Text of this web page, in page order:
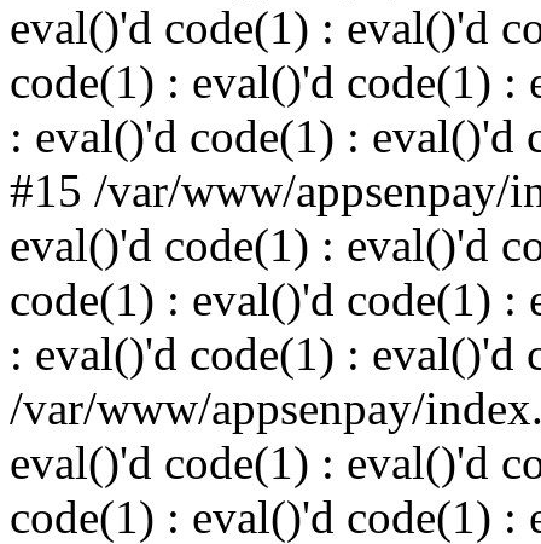
eval()'d code(1) : eval()'d
code(1) : eval()'d code(1) :
: eval()'d code(1) : eval()'d
#15 /var/www/appsenpay/
eval()'d code(1) : eval()'d
code(1) : eval()'d code(1) :
: eval()'d code(1) : eval()'d
/var/www/appsenpay/
eval()'d code(1) : eval()'d
code(1) : eval()'d code(1) :